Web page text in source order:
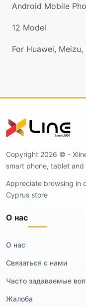
Android Mobile
12 Model
For Huawei,
Copyright 2026 ©️ -
smart phone, tablet
Appreciate browsing in
Cyprus store
О нас
О нас
Связаться с нами
Часто задаваемые
Жалоба